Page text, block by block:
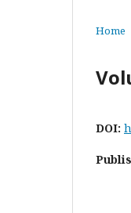
Home
DOI: